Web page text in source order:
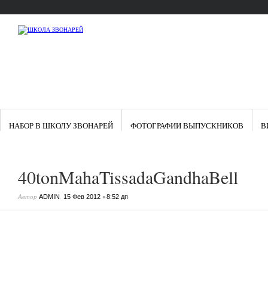
НАБОР В ШКОЛУ ЗВОНАРЕЙ ФОТОГРАФИИ ВЫПУСКНИКОВ
40tonMahaTissadaGandhaBell
Автор ADMIN, 15 Фев 2012 •8:52 дп